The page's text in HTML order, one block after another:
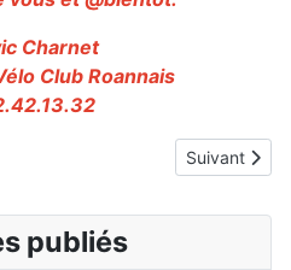
Charnet
Club Roannais
Article
Suivant
publiés